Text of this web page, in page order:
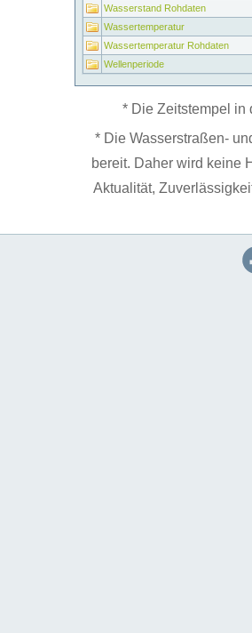
Wasserstand Rohdaten
Wassertemperatur
Wassertemperatur Rohdaten
Wellenperiode
* Die Zeitstempel in
* Die Wasserstraßen-
bereit. Daher wird keine
Aktualität,